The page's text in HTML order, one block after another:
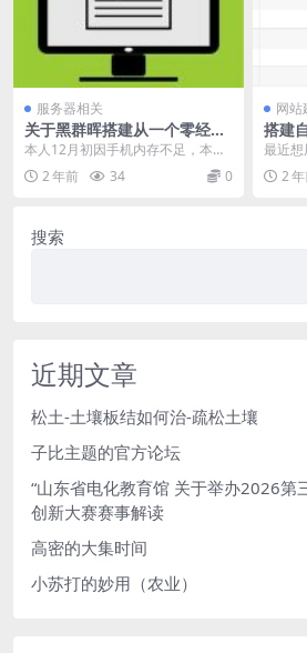
服务器相关
关于黑群晖搭建从一个零经验
到初步入坑的个人经验分享
本人12月初因手机内存不足，本想
将手机里的图片和视频上传百度网
盘进行备份后删除手...
2 年前 34 0
网站
搭建
最近
个人
学类的
2
搜索
近期文章
松土-土壤板结如何治-疏松土壤
子比主题的官方论坛
“山东省电化教育馆 关于举办2026第
创新大赛赛事解读
高密的大集时间
小苏打的妙用（农业）